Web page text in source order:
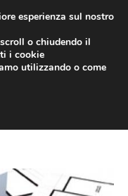
esperienza sul nostro
o chiudendo il
i cookie
utilizzando o come